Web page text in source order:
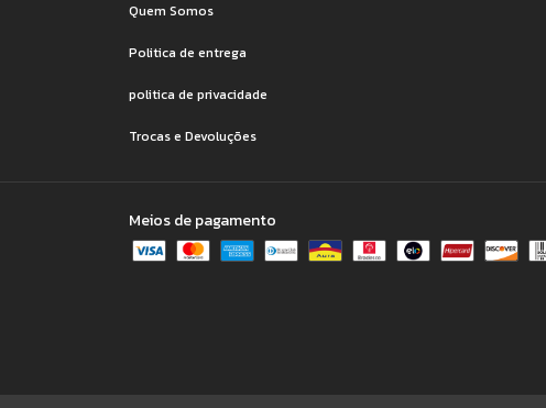
Quem Somos
Politica de entrega
politica de privacidade
Trocas e Devoluções
Meios de pagamento